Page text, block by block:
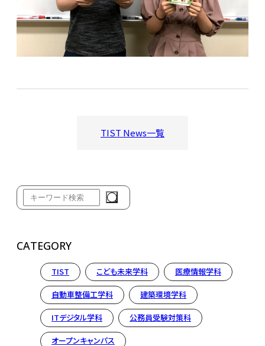
TIST News一覧
CATEGORY
TIST こども未来学科 医療情報学科
自動車整備工学科 建築環境学科
ITデジタル学科 公務員受験対策科
オープンキャンパス